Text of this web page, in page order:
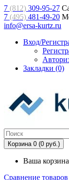
7 (812) 309-95-27
7 (495) 481-49-20
info@ersa-kurtz.ru
Вход/
Закладки (0)
Корзина 0 (0 руб.)
Ваша
Сравнение